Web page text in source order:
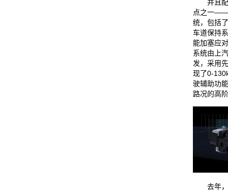
并且配
点之一
统，包括
车道保持
能加塞应
系统由上
发，采用
现了0-
驶辅助功
路况的高
去年，